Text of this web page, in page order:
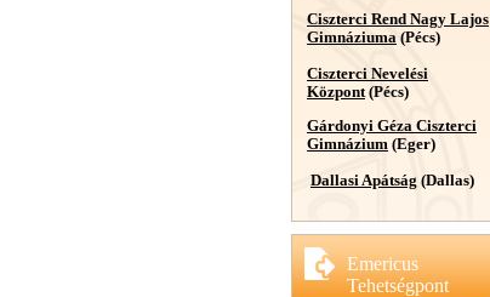
Ciszterci Rend Nagy Lajos
Gimnáziuma (Pécs)
Ciszterci Nevelési
Központ(Pécs)
Gárdonyi Géza Ciszterci
Gimnázium (Eger)
Dallasi Apátság (Dallas)
Emericus
Tehetségpont